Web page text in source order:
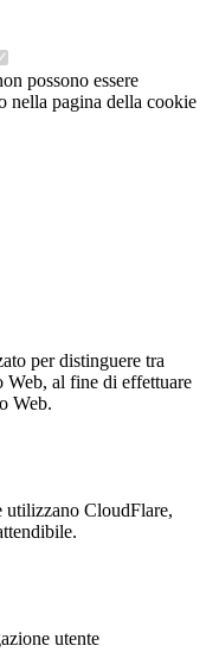
possono essere
nella pagina della cookie
per distinguere tra
Web, al fine di effettuare
Web.
utilizzano CloudFlare,
utente